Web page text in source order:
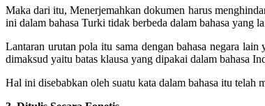
Maka dari itu, Menerjemahkan dokumen harus
ini dalam bahasa Turki tidak berbeda dalam bahasa yang
Lantaran urutan pola itu sama dengan bahasa negara
dimaksud yaitu batas klausa yang dipakai dalam bahasa
Hal ini disebabkan oleh suatu kata dalam bahasa itu telah